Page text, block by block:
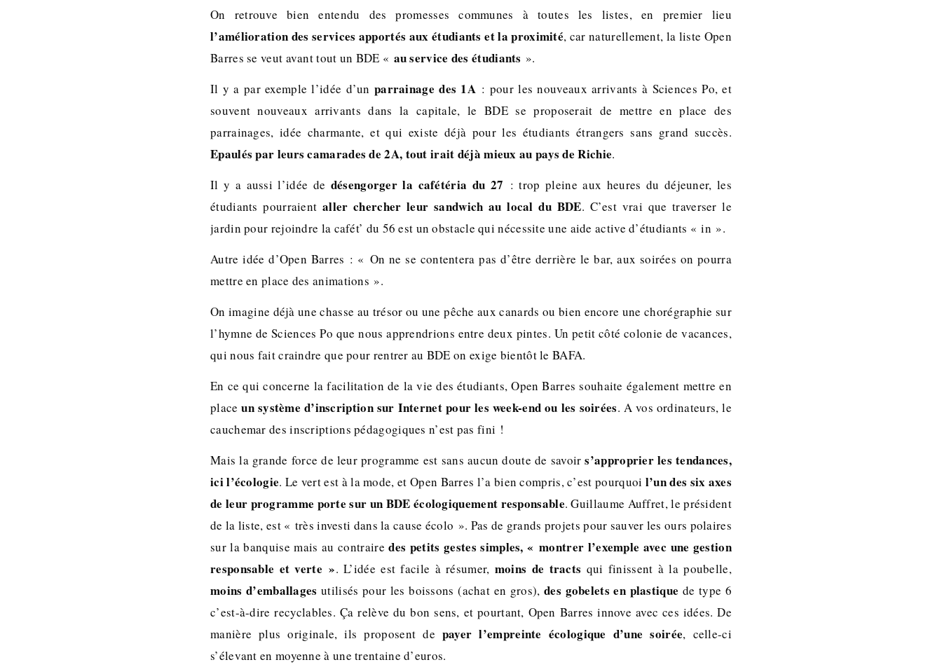
On retrouve bien entendu des promesses communes à toutes les listes, en premier lieu
l’amélioration des services apportés aux étudiants et la proximité, car naturellement, la liste Open
Barres se veut avant tout un BDE « au service des étudiants ».
Il y a par exemple l’idée d’un parrainage des 1A : pour les nouveaux arrivants à Sciences Po, et
souvent nouveaux arrivants dans la capitale, le BDE se proposerait de mettre en place des
parrainages, idée charmante, et qui existe déjà pour les étudiants étrangers sans grand succès.
Epaulés par leurs camarades de 2A, tout irait déjà mieux au pays de Richie.
Il y a aussi l’idée de désengorger la cafétéria du 27 : trop pleine aux heures du déjeuner, les
étudiants pourraient aller chercher leur sandwich au local du BDE. C’est vrai que traverser le
jardin pour rejoindre la cafét’ du 56 est un obstacle qui nécessite une aide active d’étudiants « in ».
Autre idée d’Open Barres : « On ne se contentera pas d’être derrière le bar, aux soirées on pourra
mettre en place des animations ».
On imagine déjà une chasse au trésor ou une pêche aux canards ou bien encore une chorégraphie sur
l’hymne de Sciences Po que nous apprendrions entre deux pintes. Un petit côté colonie de vacances,
qui nous fait craindre que pour rentrer au BDE on exige bientôt le BAFA.
En ce qui concerne la facilitation de la vie des étudiants, Open Barres souhaite également mettre en
placeun système d’inscription sur Internet pour les week-end ou les soirées. A vos ordinateurs, le
cauchemar des inscriptions pédagogiques n’est pas fini !
Mais la grande force de leur programme est sans aucun doute de savoirs’approprier les tendances,
ici l’écologie. Le vert est à la mode, et Open Barres l’a bien compris, c’est pourquoi l’un des six axes
de leur programme porte sur un BDE écologiquement responsable. Guillaume Auffret, le président
de la liste, est « très investi dans la cause écolo ». Pas de grands projets pour sauver les ours polaires
sur la banquise mais au contrairedes petits gestes simples, « montrer l’exemple avec une gestion
responsable et verte ». L’idée est facile à résumer, moins de tracts qui finissent à la poubelle,
moins d’emballages utilisés pour les boissons (achat en gros),des gobelets en plastique de type 6
c’est-à-dire recyclables. Ça relève du bon sens, et pourtant, Open Barres innove avec ces idées. De
manière plus originale, ils proposent de payer l’empreinte écologique d’une soirée, celle-ci
s’élevant en moyenne à une trentaine d’euros.